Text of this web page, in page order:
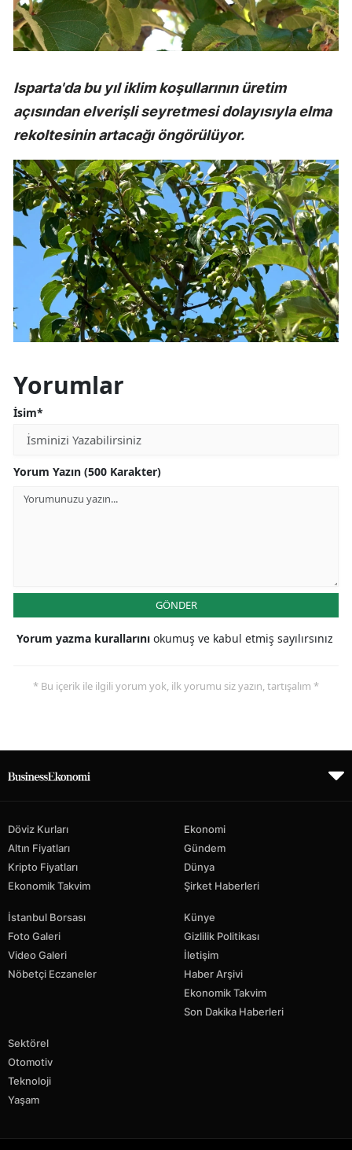
Isparta'da bu yıl iklim koşullarının üretim
açısından elverişli seyretmesi dolayısıyla elma
rekoltesinin artacağı öngörülüyor.
Yorumlar
İsim*
Yorum Yazın (500 Karakter)
GÖNDER
Yorum yazma kurallarını okumuş ve kabul etmiş sayılırsınız
* Bu içerik ile ilgili yorum yok, ilk yorumu siz yazın, tartışalım *
Döviz Kurları
Altın Fiyatları
Kripto Fiyatları
Ekonomik Takvim
Ekonomi
Gündem
Dünya
Şirket Haberleri
İstanbul Borsası
Foto Galeri
Video Galeri
Nöbetçi Eczaneler
Künye
Gizlilik Politikası
İletişim
Haber Arşivi
Ekonomik Takvim
Son Dakika Haberleri
Sektörel
Otomotiv
Teknoloji
Yaşam